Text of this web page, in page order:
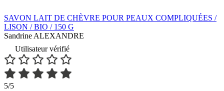
SAVON LAIT DE CHÈVRE POUR PEAUX COMPLIQUÉES /
LISON / BIO / 150 G
Sandrine ALEXANDRE
Utilisateur vérifié
5/5